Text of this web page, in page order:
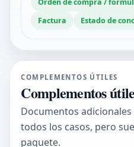
Factura
Estado de
COMPLEMENTOS ÚTILES
Complementos
Documentos
todos los casos, pero
paquete.